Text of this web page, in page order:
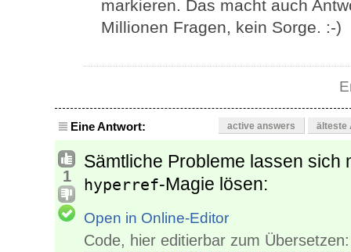
markieren. Das macht auch
Millionen Fragen, kein Sorge. :-)
Eine Antwort: active answers älteste
1
Sämtliche Probleme lassen sich
hyperref-Magie lösen:
Open in Online-Editor
Code, hier editierbar zum Übersetzen: